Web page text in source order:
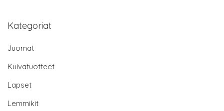
Kategoriat
Juomat
Kuivatuotteet
Lapset
Lemmikit